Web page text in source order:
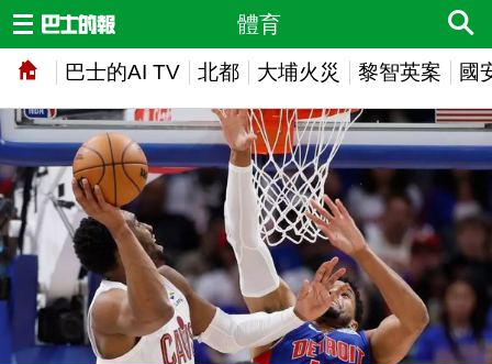
巴士的AI TV 北都 大埔火災 黎智英案 國
體育